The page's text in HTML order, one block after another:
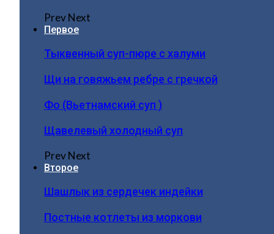
PrevNext
Первое
Тыквенный суп-пюре с халуми
Щи на говяжьем ребре с гречкой
Фо (Вьетнамский суп )
Щавелевый холодный суп
PrevNext
Второе
Шашлык из сердечек индейки
Постные котлеты из моркови